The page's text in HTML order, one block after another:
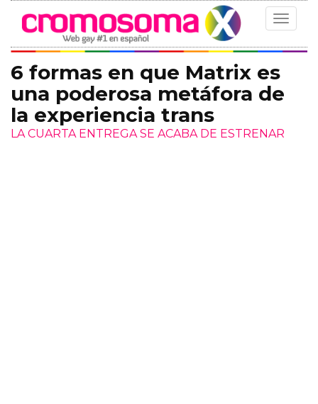
Toggle
6 formas en que Matrix es
una poderosa metáfora de
la experiencia trans
LA CUARTA ENTREGA SE ACABA DE ESTRENAR